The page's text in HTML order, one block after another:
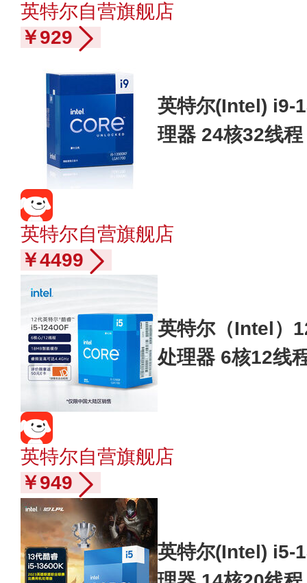
英特尔自营旗舰店
￥929
英特尔(Intel) i9-
理器 24核32线
英特尔自营旗舰店
￥4499
英特尔（Intel）
处理器 6核12线
英特尔自营旗舰店
￥949
英特尔(Intel) i5-